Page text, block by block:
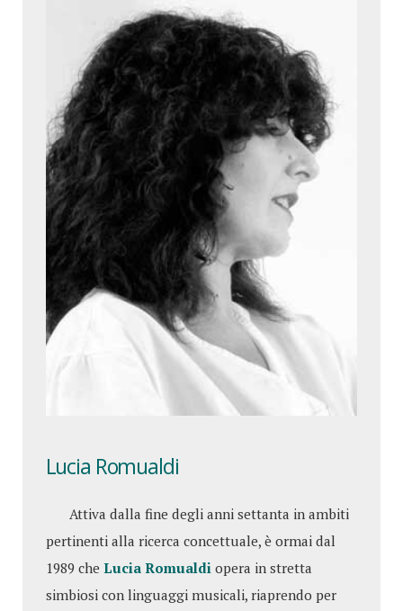
Lucia Romualdi
Attiva dalla fine degli anni settanta in ambiti
pertinenti alla ricerca concettuale, è ormai dal
1989 che Lucia Romualdi opera in stretta
simbiosi con linguaggi musicali, riaprendo per